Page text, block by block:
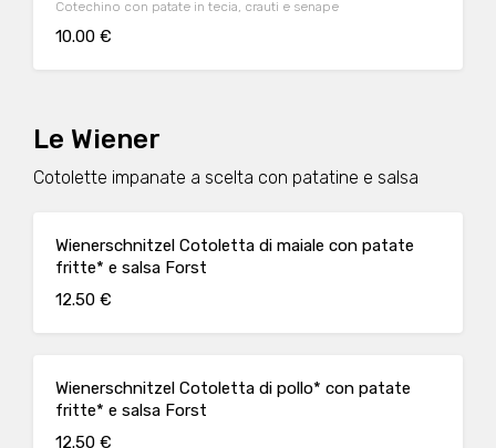
Cotechino con patate in tecia, crauti e senape
10.00 €
Le Wiener
Cotolette impanate a scelta con patatine e salsa
Wienerschnitzel Cotoletta di maiale con patate
fritte* e salsa Forst
12.50 €
Wienerschnitzel Cotoletta di pollo* con patate
fritte* e salsa Forst
12.50 €